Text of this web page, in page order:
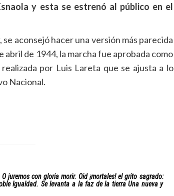
y esta se estrenó al público en el
aconsejó hacer una versión más parecida
abril de 1944, la marcha fue aprobada como
por Luis Lareta que se ajusta a lo
Nacional.
juremos con gloria morir. Oid ¡mortales! el grito sagrado:
Igualdad. Se levanta a la faz de la tierra Una nueva y